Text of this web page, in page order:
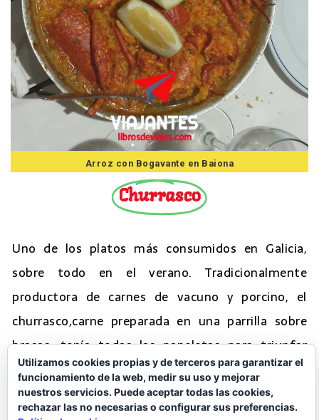
Arroz con Bogavante en Baiona
Churrasco
Uno de los platos más consumidos en Galicia,
sobre todo en el verano. Tradicionalmente
productora de carnes de vacuno y porcino, el
churrasco,carne preparada en una parrilla sobre
brasas, tenía todas las papeletas para triunfar
debido a la calidad de las carnes gallegas. Siempre
hay la discusión de si churrasco de ternera o de
Utilizamos cookies propias y de terceros para garantizar el
funcionamiento de la web, medir su uso y mejorar
nuestros servicios. Puede aceptar todas las cookies,
rechazar las no necesarias o configurar sus preferencias.